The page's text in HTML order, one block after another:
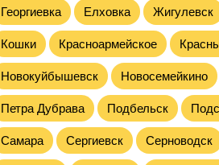
Георгиевка Елховка Жигулевск
Кошки Красноармейское
Новокуйбышевск Новосемейкино
Петра Дубрава Подбельск
Самара Сергиевск Серноводск